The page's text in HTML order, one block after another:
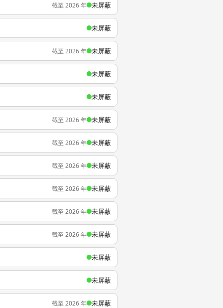
截至 2026 年 未屏蔽
未屏蔽
截至 2026 年 未屏蔽
未屏蔽
未屏蔽
截至 2026 年 未屏蔽
截至 2026 年 未屏蔽
截至 2026 年 未屏蔽
截至 2026 年 未屏蔽
截至 2026 年 未屏蔽
截至 2026 年 未屏蔽
未屏蔽
未屏蔽
截至 2026 年 未屏蔽